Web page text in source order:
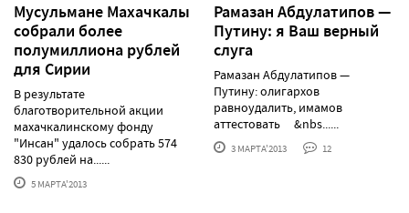
Мусульмане Махачкалы
собрали более
полумиллиона рублей
для Сирии
В результате
благотворительной акции
махачкалинскому фонду
"Инсан" удалось собрать 574
830 рублей на......
5 МАРТА'2013
Рамазан Абдулатипов —
Путину: я Ваш верный
слуга
Рамазан Абдулатипов —
Путину: олигархов
равноудалить, имамов
аттестовать &nbs......
3 МАРТА'2013 12